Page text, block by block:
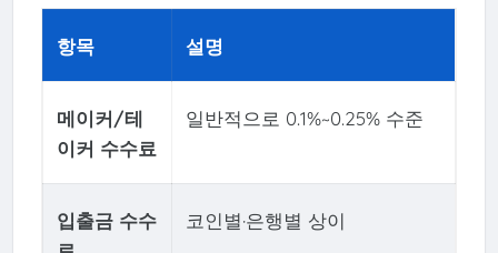
항목 설명
메이커/테
이커 수수료
일반적으로 0.1%~0.25% 수준
입출금 수수
코인별·은행별 상이